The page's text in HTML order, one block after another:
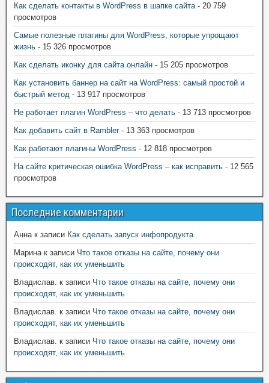
Как сделать контакты в WordPress в шапке сайта - 20 759
просмотров
Самые полезные плагины для WordPress, которые упрощают
жизнь - 15 326 просмотров
Как сделать иконку для сайта онлайн - 15 205 просмотров
Как установить баннер на сайт на WordPress: самый простой и
быстрый метод - 13 917 просмотров
Не работает плагин WordPress – что делать - 13 713 просмотров
Как добавить сайт в Rambler- 13 363 просмотров
Как работают плагины WordPress - 12 818 просмотров
На сайте критическая ошибка WordPress – как исправить - 12 565
просмотров
Последние комментарии
Анна к записи Как сделать запуск инфопродукта
Марина к записи Что такое отказы на сайте, почему они
происходят, как их уменьшить
Владислав. к записи Что такое отказы на сайте, почему они
происходят, как их уменьшить
Владислав. к записи Что такое отказы на сайте, почему они
происходят, как их уменьшить
Владислав. к записи Что такое отказы на сайте, почему они
происходят, как их уменьшить